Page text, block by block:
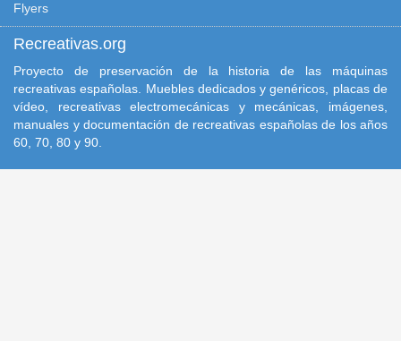
Flyers
Recreativas.org
Proyecto de preservación de la historia de las máquinas
recreativas españolas. Muebles dedicados y genéricos, placas de
vídeo, recreativas electromecánicas y mecánicas, imágenes,
manuales y documentación de recreativas españolas de los años
60, 70, 80 y 90.